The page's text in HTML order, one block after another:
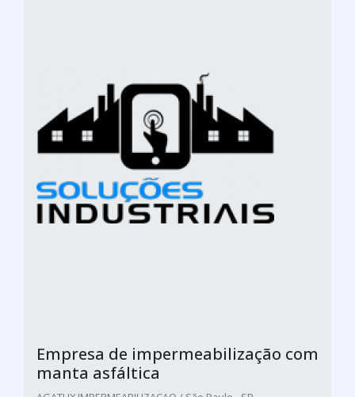
Empresa de impermeabilização com
manta asfáltica